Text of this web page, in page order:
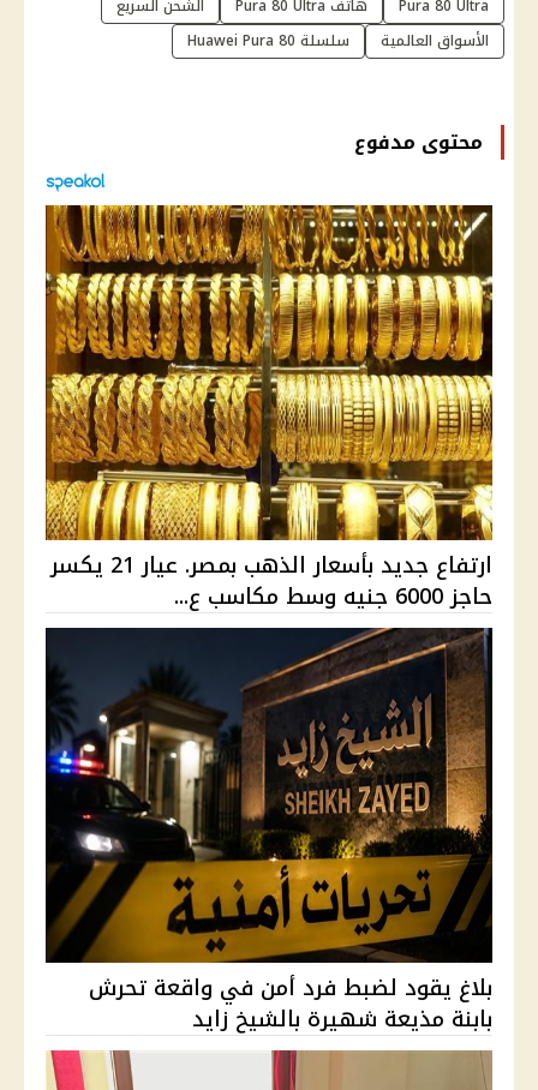
Pura 80 Ultra هاتف Pura 80 Ultra
الشحن السريع
الأسواق العالمية
سلسلة Huawei Pura 80
محتوى مدفوع
ارتفاع جديد بأسعار الذهب بمصر. عيار 21 يكسر
حاجز 6000 جنيه وسط مكاسب ع...
بلاغ يقود لضبط فرد أمن في واقعة تحرش
بابنة مذيعة شهيرة بالشيخ زايد